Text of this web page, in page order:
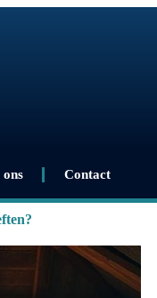
Contact